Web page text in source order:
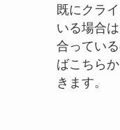
既にクラ
いる場合
合ってい
ばこちら
きます。